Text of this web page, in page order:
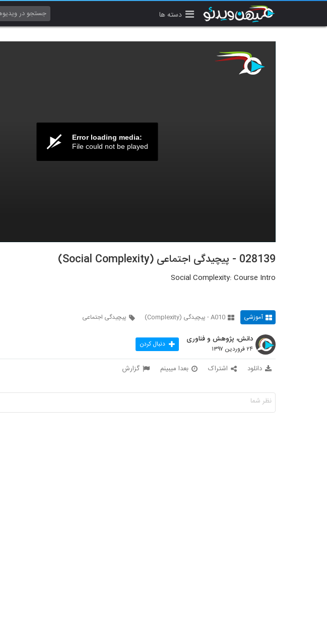
دسته ها
Error loading media:
File could not be played
028139 - پیچیدگی اجتماعی (Social Complexity)
Social Complexity: Course Intro
آموزشی A010 - پیچیدگی (Complexity) پیچیدگی اجتماعی
دانش، پژوهش و فناوری
۲۴ فروردین ۱۳۹۷ دنبال کردن
دانلود اشتراک بعدا میبینم گزارش